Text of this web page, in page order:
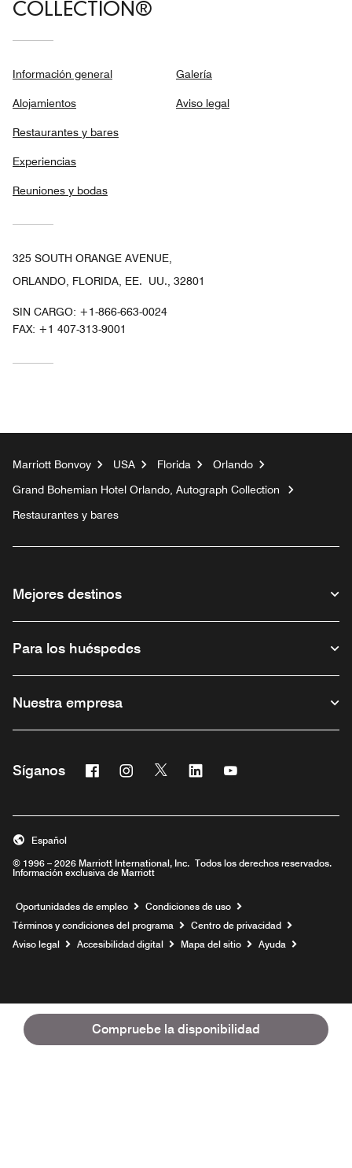
Compruebe la disponibilidad
COLLECTION®
Información general
Alojamientos
Restaurantes y bares
Experiencias
Reuniones y bodas
Galería
Aviso legal
325 SOUTH ORANGE AVENUE,
ORLANDO, FLORIDA, EE. UU., 32801
SIN CARGO: +1-866-663-0024
FAX: +1 407-313-9001
Marriott Bonvoy USA Florida
Orlando
Grand Bohemian Hotel Orlando, Autograph Collection
Restaurantes y bares
Mejores destinos
Para los huéspedes
Nuestra empresa
Síganos Facebook
Abre una ventana nueva
Instagram
Abre una ventana nueva
Twitter
Abre una ventana nueva
Linkedin
Abre una ventana nueva
Abre una ventana
© 1996 – 2026 Marriott International, Inc. Todos los derechos reservados.
Información exclusiva de Marriott
Español
Oportunidades de empleo Abre una ventana nueva
Condiciones de uso
Términos y condiciones del programa
Centro de privacidad
Aviso legal
Accesibilidad digital Mapa del sitio Ayuda